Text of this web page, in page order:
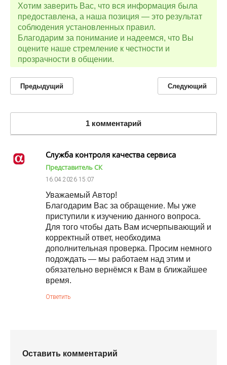
Хотим заверить Вас, что вся информация была
предоставлена, а наша позиция — это результат
соблюдения установленных правил.
Благодарим за понимание и надеемся, что Вы
оцените наше стремление к честности и
прозрачности в общении.
Предыдущий Следующий
1 комментарий
Служба контроля качества сервиса
Представитель СК
16.04.2026 15:07
Уважаемый Автор!
Благодарим Вас за обращение. Мы уже
приступили к изучению данного вопроса.
Для того чтобы дать Вам исчерпывающий и
корректный ответ, необходима
дополнительная проверка. Просим немного
подождать — мы работаем над этим и
обязательно вернёмся к Вам в ближайшее
время.
Ответить
Оставить комментарий